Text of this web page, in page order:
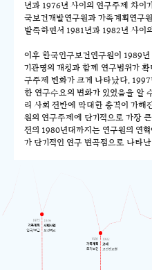
년과 1976년 사이의 연구주제 차이
국보건개발연구원과 가족계획연구
발족하면서 1981년과 1982년 사이
이후 한국인구보건연구원이 1989
기관명의 개칭과 함께 연구범위가
구주제 변화가 크게 나타났다.
한 연구수요의 변화가 있었음을 알
리 사회 전반에 막대한 충격이 가
원의 연구주제에 단기적으로 가장
전의 1980년대까지는 연구원의 연
가 단기적인 연구 변곡점으로 나타